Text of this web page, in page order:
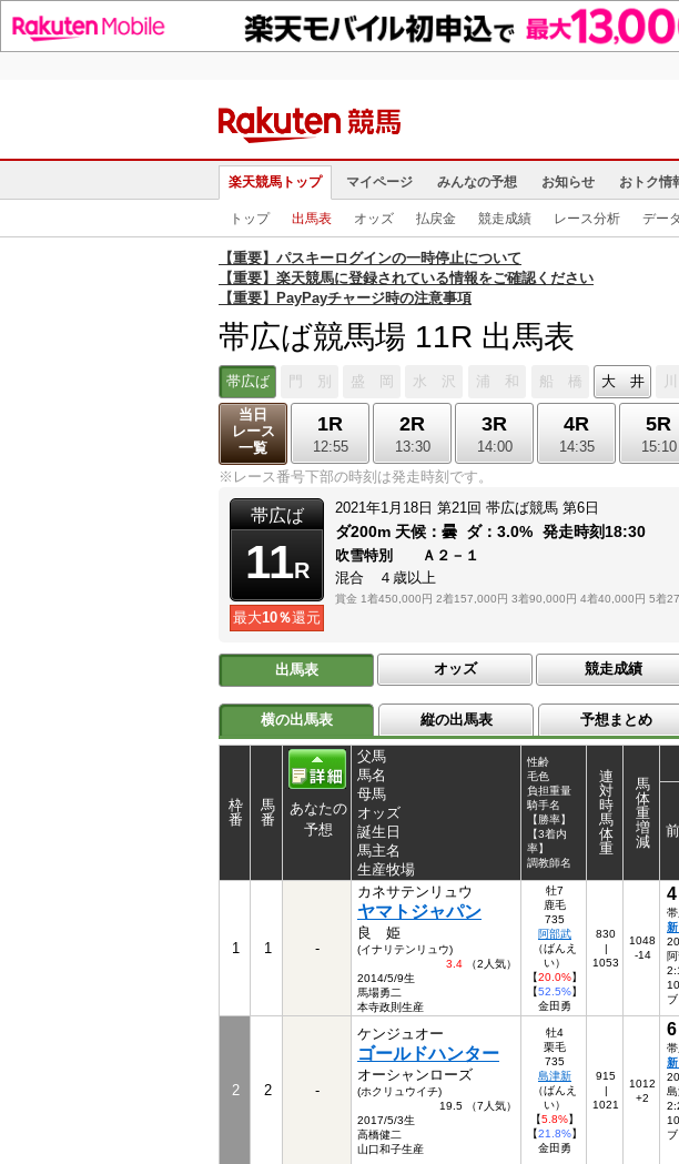
楽天競馬トップ マイページ みんなの予想 お知らせ おトク情
トップ 出馬表 オッズ 払戻金 競走成績 レース分析 デー
【重要】パスキーログインの一時停止について
【重要】楽天競馬に登録されている情報をご確認ください
【重要】PayPayチャージ時の注意事項
帯広ば競馬場 11R 出馬表
帯広ば 門 別 盛 岡 水 沢 浦 和 船 橋 大 井
当日
レース
一覧
1R
12:55
2R
13:30
3R
14:00
4R
14:35
5R
15:10
※レース番号下部の時刻は発走時刻です。
帯広ば
11R
最大10％還元
2021年1月18日 第21回 帯広ば競馬 第6日
ダ200m 天候： 曇 ダ：3.0% 発走時刻18:30
吹雪特別 Ａ２－１
混合 ４歳以上
賞金 1着450,000円 2着157,000円 3着90,000円 4着40,000円 5着
出馬表 オッズ 競走成績
横の出馬表 縦の出馬表 予想まとめ
枠
番
馬
番
あなたの
予想
父馬
馬名
母馬
オッズ
誕生日
馬主名
生産牧場
性齢
毛色
負担重量
騎手名
【勝率】
【3着内
率】
調教師名
連
対
時
馬
体
重
馬
体
重
増
減
1 1 -
カネサテンリュウ
ヤマトジャパン
良 姫
(イナリテンリュウ)
3.4 （2人気）
2014/5/9生
馬場勇二
本寺政則生産
牡7
鹿毛
735
阿部武
（ばんえ
い）
【20.0%】
【52.5%】
金田勇
830
|
1053
1048
-14
4
2 2 -
ケンジュオー
ゴールドハンター
オーシャンローズ
(ホクリュウイチ)
19.5 （7人気）
2017/5/3生
高橋健二
山口和子生産
牡4
栗毛
735
島津新
（ばんえ
い）
【5.8%】
【21.8%】
金田勇
915
|
1021
1012
+2
6